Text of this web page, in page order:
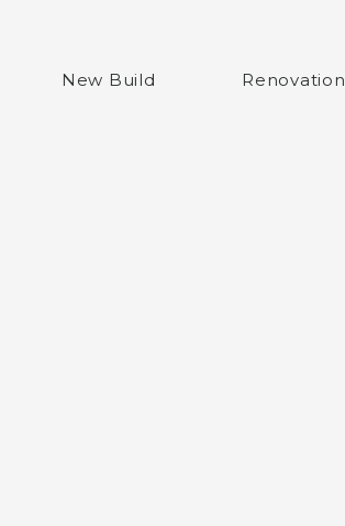
イングホームNew Build Renovation